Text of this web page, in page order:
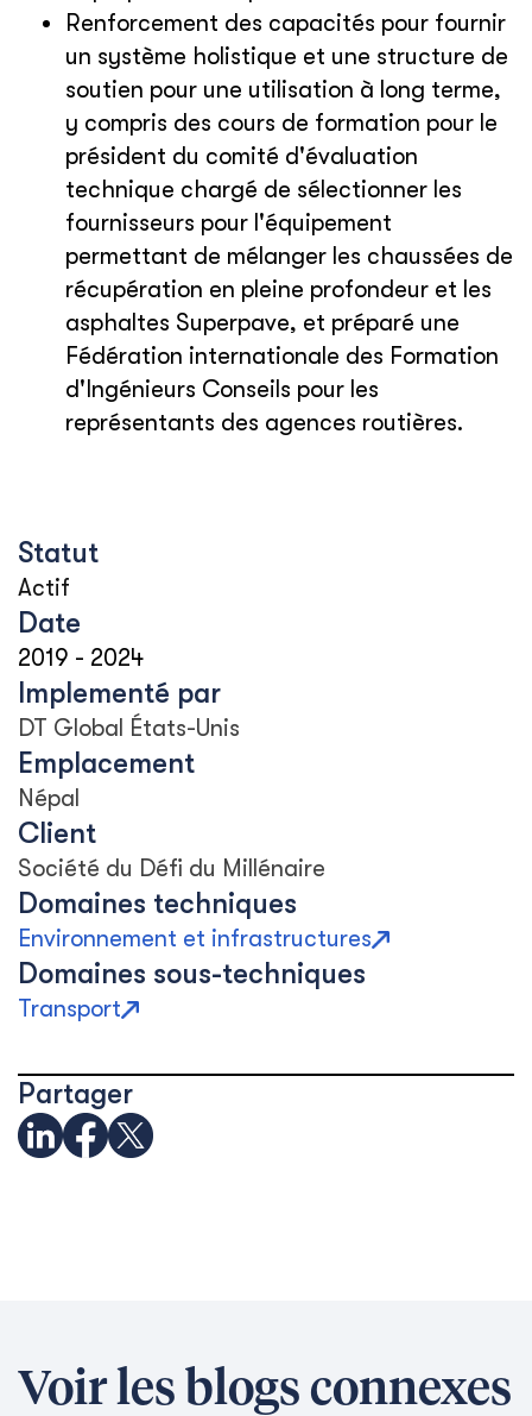
Renforcement des capacités pour fournir
un système holistique et une structure de
soutien pour une utilisation à long terme,
y compris des cours de formation pour le
président du comité d'évaluation
technique chargé de sélectionner les
fournisseurs pour l'équipement
permettant de mélanger les chaussées de
récupération en pleine profondeur et les
asphaltes Superpave, et préparé une
Fédération internationale des Formation
d'Ingénieurs Conseils pour les
représentants des agences routières.
Statut
Actif
Date
2019 - 2024
Implementé par
DT Global États-Unis
Emplacement
Népal
Client
Société du Défi du Millénaire
Domaines techniques
Environnement et infrastructures
Domaines sous-techniques
Transport
Partager
Voir les blogs connexes